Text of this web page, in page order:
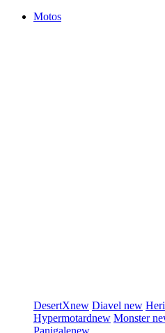
Motos
DesertXnew Diavel new
Hypermotardnew Monster
Panigalenew